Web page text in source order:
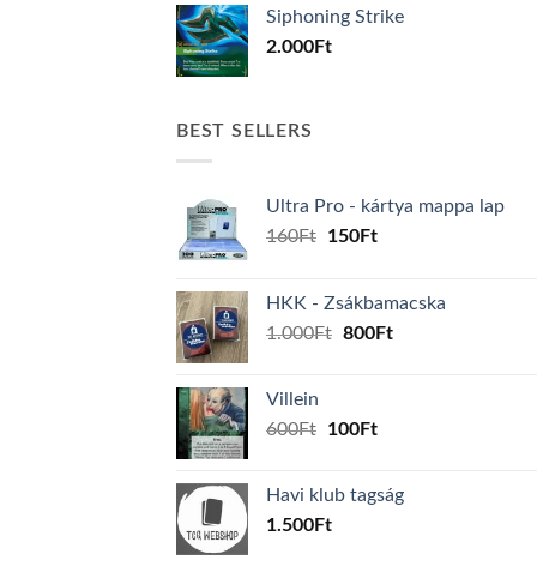
Siphoning Strike
2.000Ft
BEST SELLERS
Ultra Pro - kártya mappa lap
160Ft
Original
160Ft.
150FtCurrent
150Ft.
HKK - Zsákbamacska
1.000Ft Original
800FtCurrent
Villein
600Ft
Original
600Ft.
100FtCurrent
100Ft.
Havi klub tagság
1.500Ft